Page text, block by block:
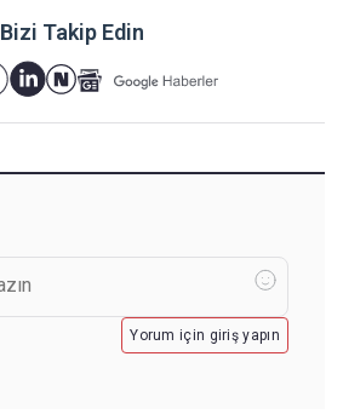
Bizi Takip Edin
Yorum için giriş yapın